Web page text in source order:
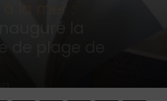
la mer :
la
de plage de